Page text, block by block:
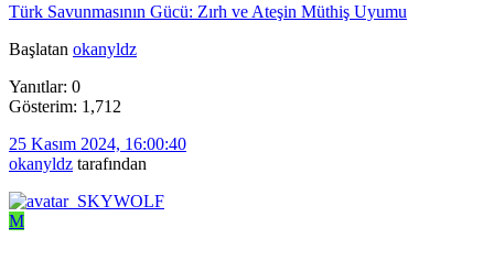
Türk Savunmasının Gücü: Zırh ve Ateşin Müthiş Uyumu
Başlatan okanyldz
Yanıtlar: 0
Gösterim: 1,712
25 Kasım 2024, 16:00:40
okanyldz tarafından
M